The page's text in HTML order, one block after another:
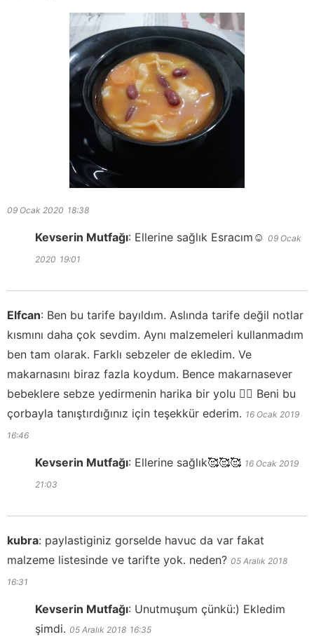
09 Ocak 2020 18:38
Kevserin Mutfağı: Ellerine sağlık Esracım☺️ 09 Ocak
2020 19:01
Elfcan: Ben bu tarife bayıldım. Aslında tarife değil notlar
kısmını daha çok sevdim. Aynı malzemeleri kullanmadım
ben tam olarak. Farklı sebzeler de ekledim. Ve
makarnasını biraz fazla koydum. Bence makarnasever
bebeklere sebze yedirmenin harika bir yolu 👌🏻 Beni bu
çorbayla tanıştırdığınız için teşekkür ederim. 16 Ocak 2019
16:46
Kevserin Mutfağı: Ellerine sağlık🥰🥰🥰 16 Ocak 2019
21:03
kubra: paylastiginiz gorselde havuc da var fakat
malzeme listesinde ve tarifte yok. neden? 05 Aralık 2018
16:31
Kevserin Mutfağı: Unutmuşum çünkü:) Ekledim
şimdi. 05 Aralık 2018 16:35